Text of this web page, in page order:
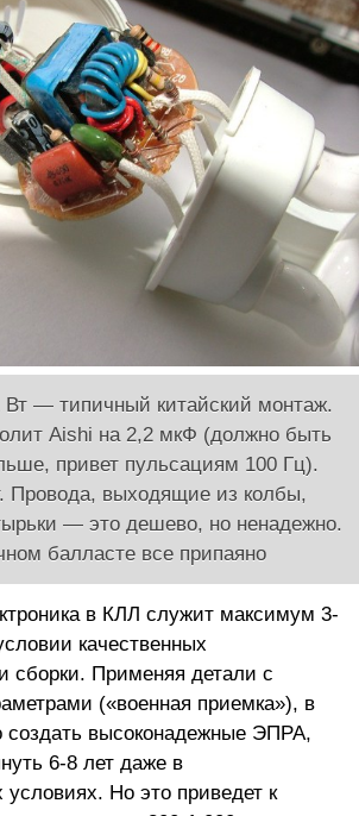
— типичный китайский монтаж.
Aishi на 2,2 мкФ (должно быть
привет пульсациям 100 Гц).
Провода, выходящие из колбы,
— это дешево, но ненадежно.
балласте все припаяно
в КЛЛ служит максимум 3-
качественных
сборки. Применяя детали с
(«военная приемка»), в
создать высоконадежные ЭПРА,
6-8 лет даже в
условиях. Но это приведет к